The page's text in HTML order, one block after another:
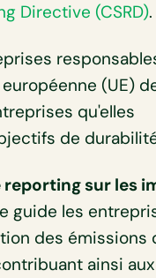
Directive (CSRD).
(UE)
qu'elles
de
sur les
guide les
des émissions
ainsi aux